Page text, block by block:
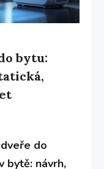
bytu:
do
bytě: návrh,